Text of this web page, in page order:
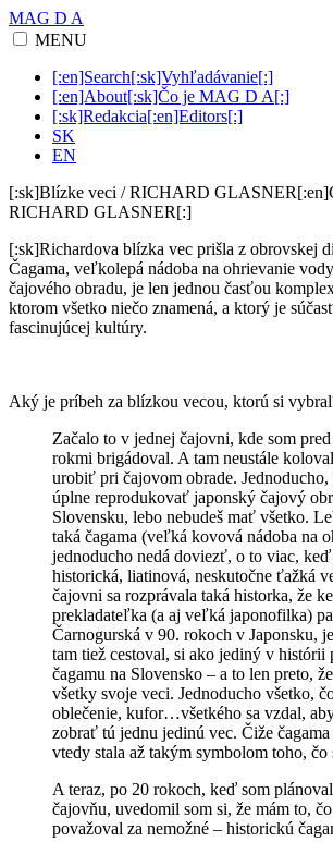
MAG D A
MENU
[:en]Search[:sk]Vyhľadávanie[:]
[:en]About[:sk]Čo je MAG D A[:]
[:sk]Redakcia[:en]Editors[:]
SK
EN
[:sk]Blízke veci / RICHARD
RICHARD GLASNER[:]
[:sk]Richardova blízka vec prišla z obrovskej
Čagama, veľkolepá nádoba na ohrievanie
čajového obradu, je len jednou časťou
ktorom všetko niečo znamená, a ktorý je
fascinujúcej kultúry.
Aký je príbeh za blízkou vecou, ktorú si
Začalo to v jednej čajovni, kde som
rokmi brigádoval. A tam neustále
urobiť pri čajovom obrade. Jednoducho,
úplne reprodukovať japonský čajový
Slovensku, lebo nebudeš mať všetko.
taká čagama (veľká kovová nádoba na
jednoducho nedá doviezť, o to viac,
historická, liatinová, neskutočne ťažká
čajovni sa rozprávala taká historka, že
prekladateľka (a aj veľká japonofilka)
Čarnogurská v 90. rokoch v Japonsku,
tam tiež cestoval, si ako jediný v histórii
čagamu na Slovensko – a to len preto,
všetky svoje veci. Jednoducho všetko,
oblečenie, kufor…všetkého sa vzdal,
zobrať tú jednu jedinú vec. Čiže čagama
vtedy stala až takým symbolom toho, čo
A teraz, po 20 rokoch, keď som
čajovňu, uvedomil som si, že mám to,
považoval za nemožné – historickú